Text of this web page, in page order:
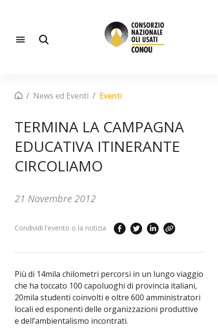
News ed Eventi Eventi
TERMINA LA CAMPAGNA
EDUCATIVA ITINERANTE
CIRCOLIAMO
21 Novembre 2012
Condividi l'evento o la notizia
Più di 14mila chilometri percorsi in un lungo viaggio
che ha toccato 100 capoluoghi di provincia italiani,
20mila studenti coinvolti e oltre 600 amministratori
locali ed esponenti delle organizzazioni produttive
e dell’ambientalismo incontrati.